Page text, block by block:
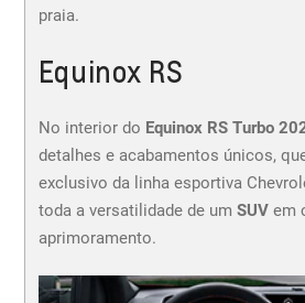
praia.
Equinox RS
No interior do Equinox RS Turbo
detalhes e acabamentos únicos,
exclusivo da linha esportiva
toda a versatilidade de um SUVem
aprimoramento.